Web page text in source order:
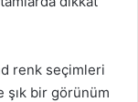
renk seçimleri
şık bir görünüm